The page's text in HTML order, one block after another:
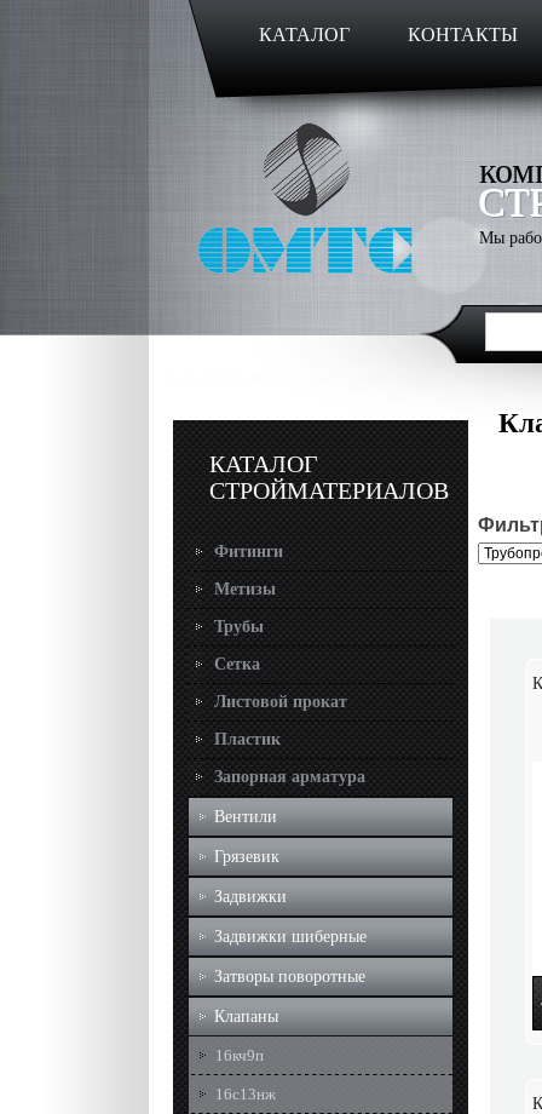
КАТАЛОГ КОНТАКТЫ
Мы
КАТАЛОГ
СТРОЙМАТЕРИАЛОВ
Фитинги
Метизы
Трубы
Сетка
Листовой прокат
Пластик
Запорная арматура
Вентили
Грязевик
Задвижки
Задвижки шиберные
Затворы поворотные
Клапаны
16кч9п
16с13нж